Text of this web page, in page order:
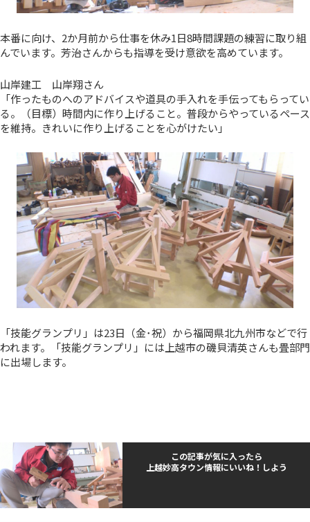
本番に向け、2か月前から仕事を休み1日8時間課題の練習に取り組
んでいます。芳治さんからも指導を受け意欲を高めています。
山岸建工 山岸翔さん
「作ったものへのアドバイスや道具の手入れを手伝ってもらってい
る。（目標）時間内に作り上げること。普段からやっているペース
を維持。きれいに作り上げることを心がけたい」
「技能グランプリ」は23日（金･祝）から福岡県北九州市などで行
われます。「技能グランプリ」には上越市の磯貝清英さんも畳部門
に出場します。
この記事が気に入ったら
上越妙高タウン情報にいいね！しよう